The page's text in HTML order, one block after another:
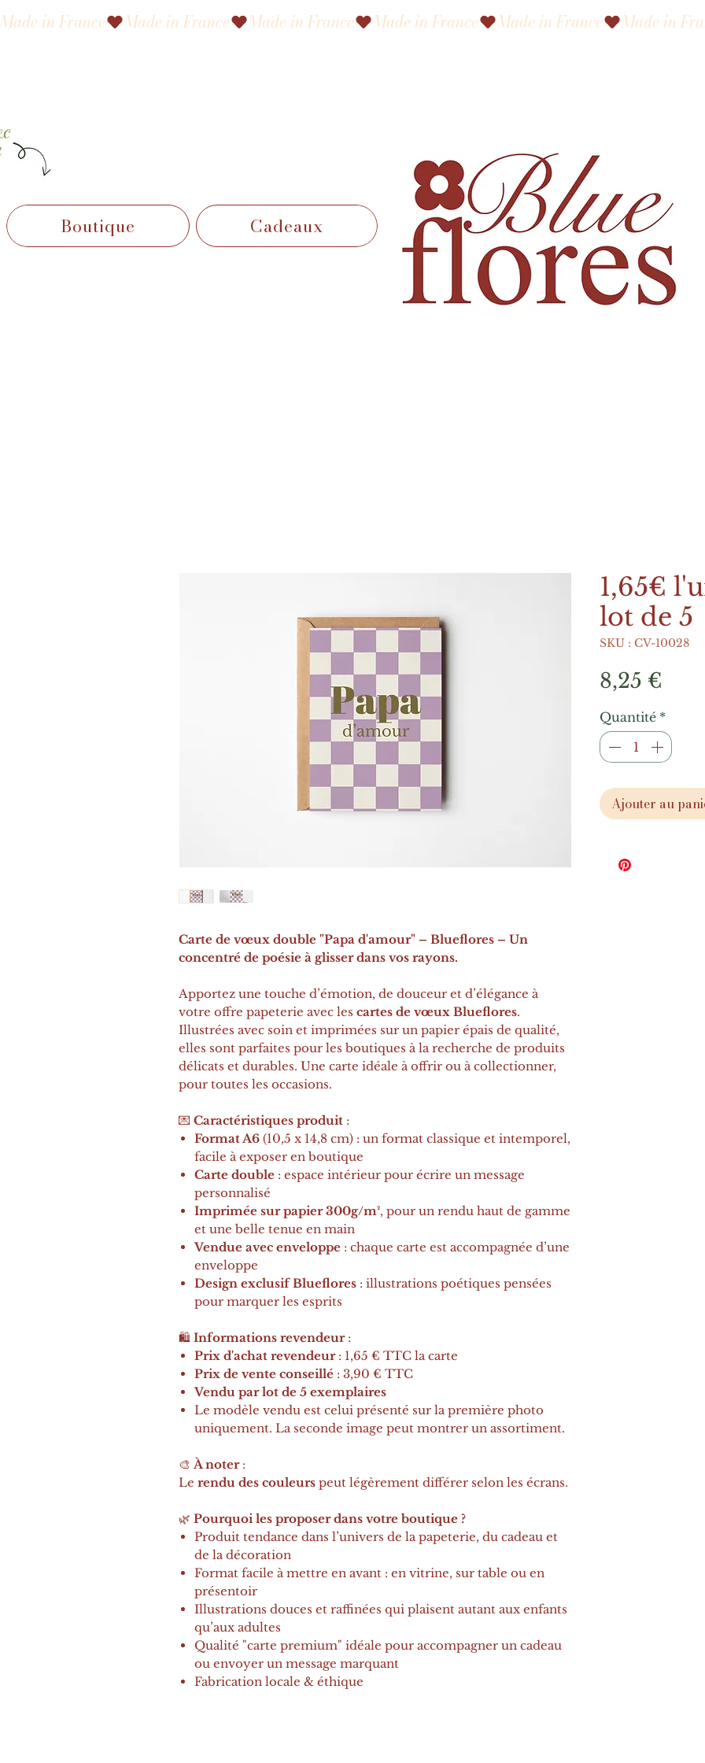
Made in France
Boutique Cadeaux
Carte de vœux double "Papa d'amour" – Blueflores – Un
concentré de poésie à glisser dans vos rayons.
Apportez une touche d’émotion, de douceur et d’élégance à
votre offre papeterie avec les cartes de vœux Blueflores.
Illustrées avec soin et imprimées sur un papier épais de qualité,
elles sont parfaites pour les boutiques à la recherche de produits
délicats et durables. Une carte idéale à offrir ou à collectionner,
pour toutes les occasions.
💌 Caractéristiques produit :
Format A6 (10,5 x 14,8 cm) : un format classique et intemporel,
facile à exposer en boutique
Carte double : espace intérieur pour écrire un message
personnalisé
Imprimée sur papier 300g/m², pour un rendu haut de gamme
et une belle tenue en main
Vendue avec enveloppe : chaque carte est accompagnée d’une
enveloppe
Design exclusif Blueflores : illustrations poétiques pensées
pour marquer les esprits
🛍️ Informations revendeur:
Prix d'achat revendeur: 1,65 € TTC la carte
Prix de vente conseillé : 3,90 € TTC
Vendu par lot de 5 exemplaires
Le modèle vendu est celui présenté sur la première photo
uniquement. La seconde image peut montrer un assortiment.
🎨 À noter:
Le rendu des couleurs peut légèrement différer selon les écrans.
🌿 Pourquoi les proposer dans votre boutique ?
Produit tendance dans l’univers de la papeterie, du cadeau et
de la décoration
Format facile à mettre en avant : en vitrine, sur table ou en
présentoir
Illustrations douces et raffinées qui plaisent autant aux enfants
qu’aux adultes
Qualité "carte premium" idéale pour accompagner un cadeau
ou envoyer un message marquant
Fabrication locale & éthique
1,65€
lot de 5
SKU : CV-10028
8,25 €
Quantité *
Ajouter au